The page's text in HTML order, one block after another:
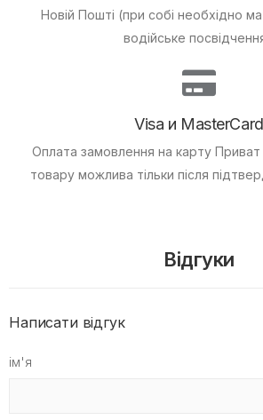
Новій Пошті (при собі необхідно
водійське
Visa и MasterCard
Оплата замовлення на карту Приват
товару можлива тільки після
Відгуки
Написати відгук
ім'я